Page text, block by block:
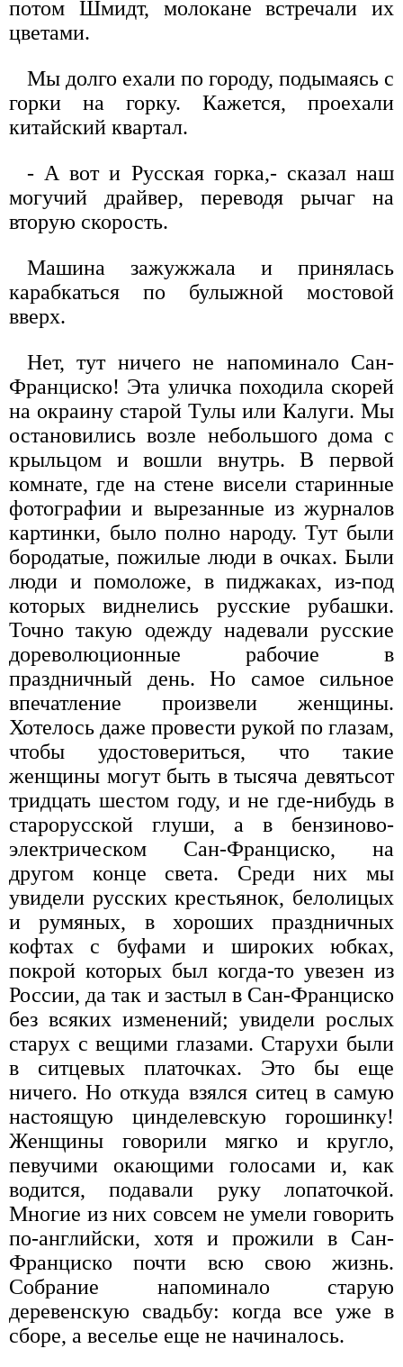
потом Шмидт, молокане встречали их
цветами.
Мы долго ехали по городу, подымаясь с
горки на горку. Кажется, проехали
китайский квартал.
- А вот и Русская горка,- сказал наш
могучий драйвер, переводя рычаг на
вторую скорость.
Машина зажужжала и принялась
карабкаться по булыжной мостовой
вверх.
Нет, тут ничего не напоминало Сан-
Франциско! Эта уличка походила скорей
на окраину старой Тулы или Калуги. Мы
остановились возле небольшого дома с
крыльцом и вошли внутрь. В первой
комнате, где на стене висели старинные
фотографии и вырезанные из журналов
картинки, было полно народу. Тут были
бородатые, пожилые люди в очках. Были
люди и помоложе, в пиджаках, из-под
которых виднелись русские рубашки.
Точно такую одежду надевали русские
дореволюционные рабочие в
праздничный день. Но самое сильное
впечатление произвели женщины.
Хотелось даже провести рукой по глазам,
чтобы удостовериться, что такие
женщины могут быть в тысяча девятьсот
тридцать шестом году, и не где-нибудь в
старорусской глуши, а в бензиново-
электрическом Сан-Франциско, на
другом конце света. Среди них мы
увидели русских крестьянок, белолицых
и румяных, в хороших праздничных
кофтах с буфами и широких юбках,
покрой которых был когда-то увезен из
России, да так и застыл в Сан-Франциско
без всяких изменений; увидели рослых
старух с вещими глазами. Старухи были
в ситцевых платочках. Это бы еще
ничего. Но откуда взялся ситец в самую
настоящую цинделевскую горошинку!
Женщины говорили мягко и кругло,
певучими окающими голосами и, как
водится, подавали руку лопаточкой.
Многие из них совсем не умели говорить
по-английски, хотя и прожили в Сан-
Франциско почти всю свою жизнь.
Собрание напоминало старую
деревенскую свадьбу: когда все уже в
сборе, а веселье еще не начиналось.